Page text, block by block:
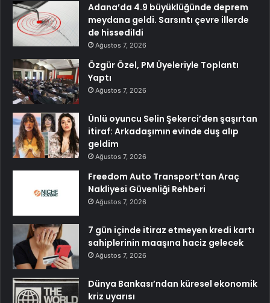
Adana’da 4.9 büyüklüğünde deprem
meydana geldi. Sarsıntı çevre illerde
de hissedildi
Ağustos 7, 2026
Özgür Özel, PM Üyeleriyle Toplantı
Yaptı
Ağustos 7, 2026
Ünlü oyuncu Selin Şekerci’den şaşırtan
itiraf: Arkadaşımın evinde duş alıp
geldim
Ağustos 7, 2026
Freedom Auto Transport’tan Araç
Nakliyesi Güvenliği Rehberi
Ağustos 7, 2026
7 gün içinde itiraz etmeyen kredi kartı
sahiplerinin maaşına haciz gelecek
Ağustos 7, 2026
Dünya Bankası’ndan küresel ekonomik
kriz uyarısı